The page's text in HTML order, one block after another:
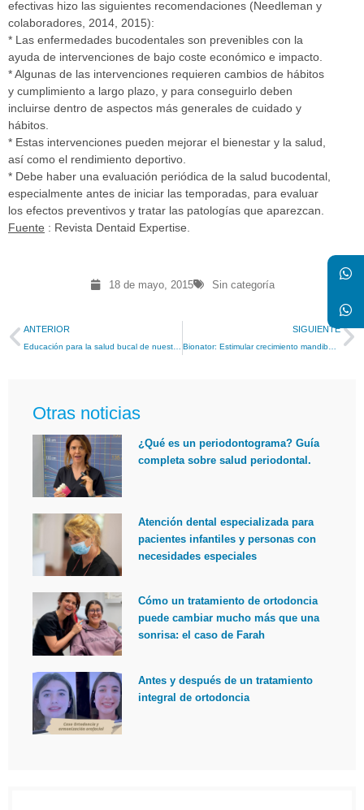
efectivas hizo las siguientes recomendaciones (Needleman y
colaboradores, 2014, 2015):
* Las enfermedades bucodentales son prevenibles con la
ayuda de intervenciones de bajo coste económico e impacto.
* Algunas de las intervenciones requieren cambios de hábitos
y cumplimiento a largo plazo, y para conseguirlo deben
incluirse dentro de aspectos más generales de cuidado y
hábitos.
* Estas intervenciones pueden mejorar el bienestar y la salud,
así como el rendimiento deportivo.
* Debe haber una evaluación periódica de la salud bucodental,
especialmente antes de iniciar las temporadas, para evaluar
los efectos preventivos y tratar las patologías que aparezcan.
Fuente : Revista Dentaid Expertise.
18 de mayo, 2015 Sin categoría
ANTERIOR SIGUIENTE
Bionator: Estimular crecimiento mandibular y mejorar respiración
Otras noticias
¿Qué es un periodontograma? Guía
completa sobre salud periodontal.
Atención dental especializada para
pacientes infantiles y personas con
necesidades especiales
Cómo un tratamiento de ortodoncia
puede cambiar mucho más que una
sonrisa: el caso de Farah
Antes y después de un tratamiento
integral de ortodoncia